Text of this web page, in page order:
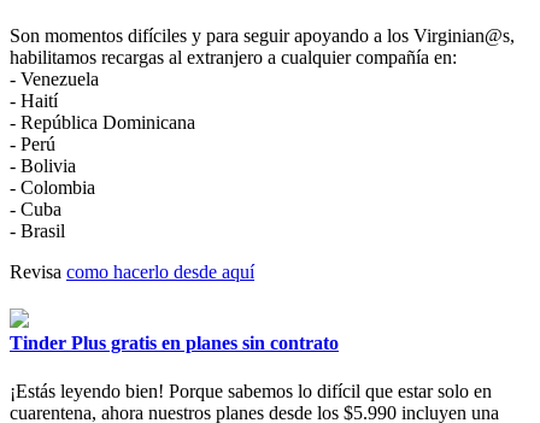
Son momentos difíciles y para seguir apoyando a los Virginian@s,
habilitamos recargas al extranjero a cualquier compañía en:
- Venezuela
- Haití
- República Dominicana
- Perú
- Bolivia
- Colombia
- Cuba
- Brasil
Revisa como hacerlo desde aquí
Tinder Plus gratis en planes sin contrato
¡Estás leyendo bien! Porque sabemos lo difícil que estar solo en
cuarentena, ahora nuestros planes desde los $5.990 incluyen una